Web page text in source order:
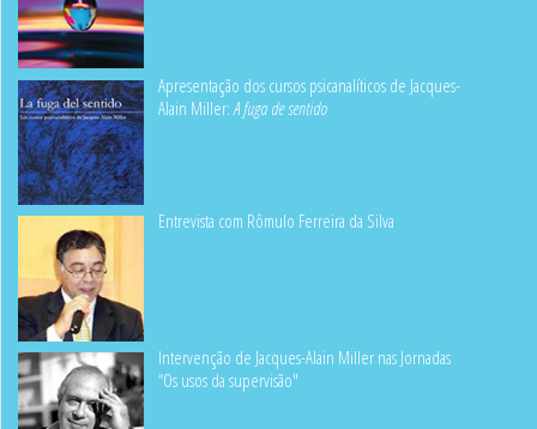
Apresentação dos cursos psicanalíticos de Jacques-
Alain Miller:A fuga de sentido
Entrevista com Rômulo Ferreira da Silva
Intervenção de Jacques-Alain Miller nas Jornadas
“Os usos da supervisão"